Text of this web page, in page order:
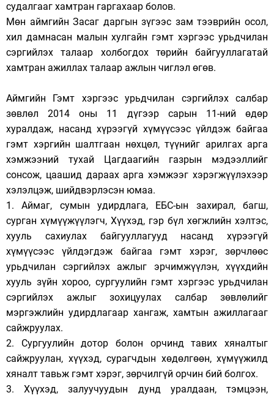
судалгааг хамтран гаргахаар болов.
Мөн аймгийн Засаг даргын зүгээс зам тээврийн осол,
хил дамнасан малын хулгайн гэмт хэргээс урьдчилан
сэргийлэх талаар холбогдох төрийн байгууллагатай
хамтран ажиллах талаар ажлын чиглэл өгөв.
Аймгийн Гэмт хэргээс урьдчилан сэргийлэх салбар
зөвлөл 2014 оны 11 дүгээр сарын 11-ний өдөр
хуралдаж, насанд хүрээгүй хүмүүсээс үйлдэж байгаа
гэмт хэргийн шалтгаан нөхцөл, түүнийг арилгах арга
хэмжээний тухай Цагдаагийн газрын мэдээллийг
сонсож, цаашид дараах арга хэмжээг хэрэгжүүлэхээр
хэлэлцэж, шийдвэрлэсэн юмаа.
1. Аймаг, сумын удирдлага, ЕБС-ын захирал, багш,
сурган хүмүүжүүлэгч, Хүүхэд, гэр бүл хөгжлийн хэлтэс,
хууль сахиулах байгууллагууд насанд хүрээгүй
хүмүүсээс үйлдэгдэж байгаа гэмт хэрэг, зөрчлөөс
урьдчилан сэргийлэх ажлыг эрчимжүүлэн, хүүхдийн
хууль зүйн хороо, сургуулийн гэмт хэргээс урьдчилан
сэргийлэх ажлыг зохицуулах салбар зөвлөлийг
мэргэжлийн удирдлагаар хангаж, хамтын ажиллагааг
сайжруулах.
2. Сургуулийн дотор болон орчинд тавих хяналтыг
сайжруулан, хүүхэд, сурагчдын хөдөлгөөн, хүмүүжилд
хяналт тавьж гэмт хэрэг, зөрчилгүй орчин бий болгох.
3. Хүүхэд, залуучуудын дунд уралдаан, тэмцээн,